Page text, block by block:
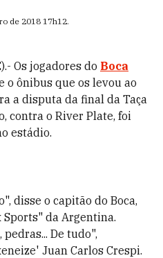
de 2018 17h12.
Os jogadores do Boca
o ônibus que os levou ao
a disputa da final da Taça
contra o River Plate, foi
estádio.
disse o capitão do Boca,
Sports" da Argentina.
De tudo",
Juan Carlos Crespi.